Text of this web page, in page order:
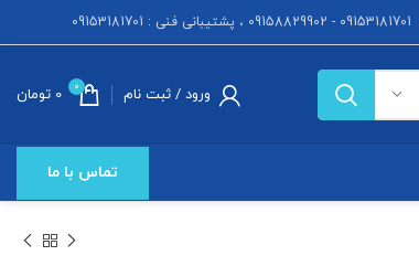
ورود / ثبت نام 0
0 تومان
تماس با ما